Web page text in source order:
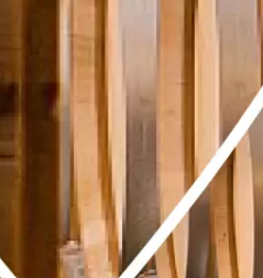
22:00
11 août 2026
Sunsets vignerons en
Luberon au Domaine du
Pertuis
21:30